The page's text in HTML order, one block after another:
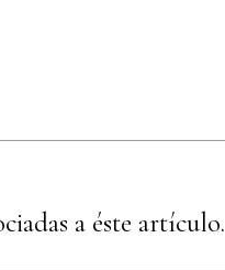
a éste artículo.